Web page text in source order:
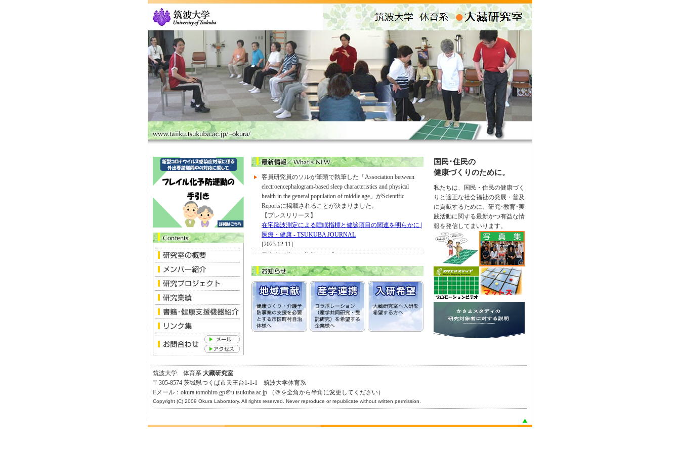
客員研究員のソルが筆頭で執筆した「 Association between
electroencephalogram-based sleep characteristics and physical
health in the general population of middle age 」がScientific
Reportsに掲載されることが決まりました。
【プレスリリース】
在宅脳波測定による睡眠指標と健診項目の関連を明らかに |
医療・健康 - TSUKUBA JOURNAL
[2023.12.11]
尹先生が筆頭で執筆した「Evaluation of Cognitive and Physical
Function Among Older Adults by Their Physical Activity: A Cross-
Sectional Kasama Study」がJournal of Alzheimer’s Diseaseに掲
載されることが決まりました。[2023.10.19]
2019年度かさま長寿健診に参加した皆様へ、既存データを
用いた研究につて情報公開をおこなっています。
詳細は「かさまスタディの研究対象者に対する説明」より
ご覧ください。[2023.08.25]
Containing High Hydroxytyrosol Concentrations on the Cognitive
さることが決まりました。[2023.07.23]
客員研究員のソルが筆頭で執筆した「Energy metabolism and
thermoregulation during sleep in older female subjects」が
[2023.06.29]
国民･住民の
健康づくりのために。
私たちは、国民・住民の健康づく
りと適正な社会福祉の発展・普及
に貢献するために、研究･教育･実
践活動に関する最新かつ有益な情
報を発信してまいります。
筑波大学 体育系 大藏研究室
〒305-8574 茨城県つくば市天王台1-1-1 筑波大学体育系
Eメール：okura.tomohiro.gp＠u.tsukuba.ac.jp （＠を全角から半角に変更してください）
Copyright (C) 2009 Okura Laboratory. All rights reserved. Never reproduce or republicate without written permission.